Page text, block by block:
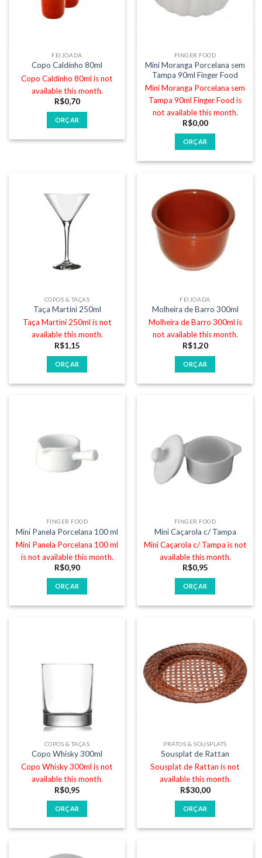
FEIJOADA
Copo Caldinho 80ml
Copo Caldinho 80ml is not
available this month.
R$0,70
ORÇAR
FINGER FOOD
Mini Moranga Porcelana sem
Tampa 90ml Finger Food
Mini Moranga Porcelana sem
Tampa 90ml Finger Food is
not available this month.
R$0,00
ORÇAR
COPOS & TAÇAS
Taça Martini 250ml
Taça Martini 250ml is not
available this month.
R$1,15
ORÇAR
FEIJOADA
Molheira de Barro 300ml
Molheira de Barro 300ml is
not available this month.
R$1,20
ORÇAR
FINGER FOOD
Mini Panela Porcelana 100 ml
Mini Panela Porcelana 100 ml
is not available this month.
R$0,90
ORÇAR
FINGER FOOD
Mini Caçarola c/ Tampa
Mini Caçarola c/ Tampa is not
available this month.
R$0,95
ORÇAR
COPOS & TAÇAS
Copo Whisky 300ml
Copo Whisky 300ml is not
available this month.
R$0,95
ORÇAR
PRATOS & SOUSPLATS
Sousplat de Rattan
Sousplat de Rattan is not
available this month.
R$30,00
ORÇAR